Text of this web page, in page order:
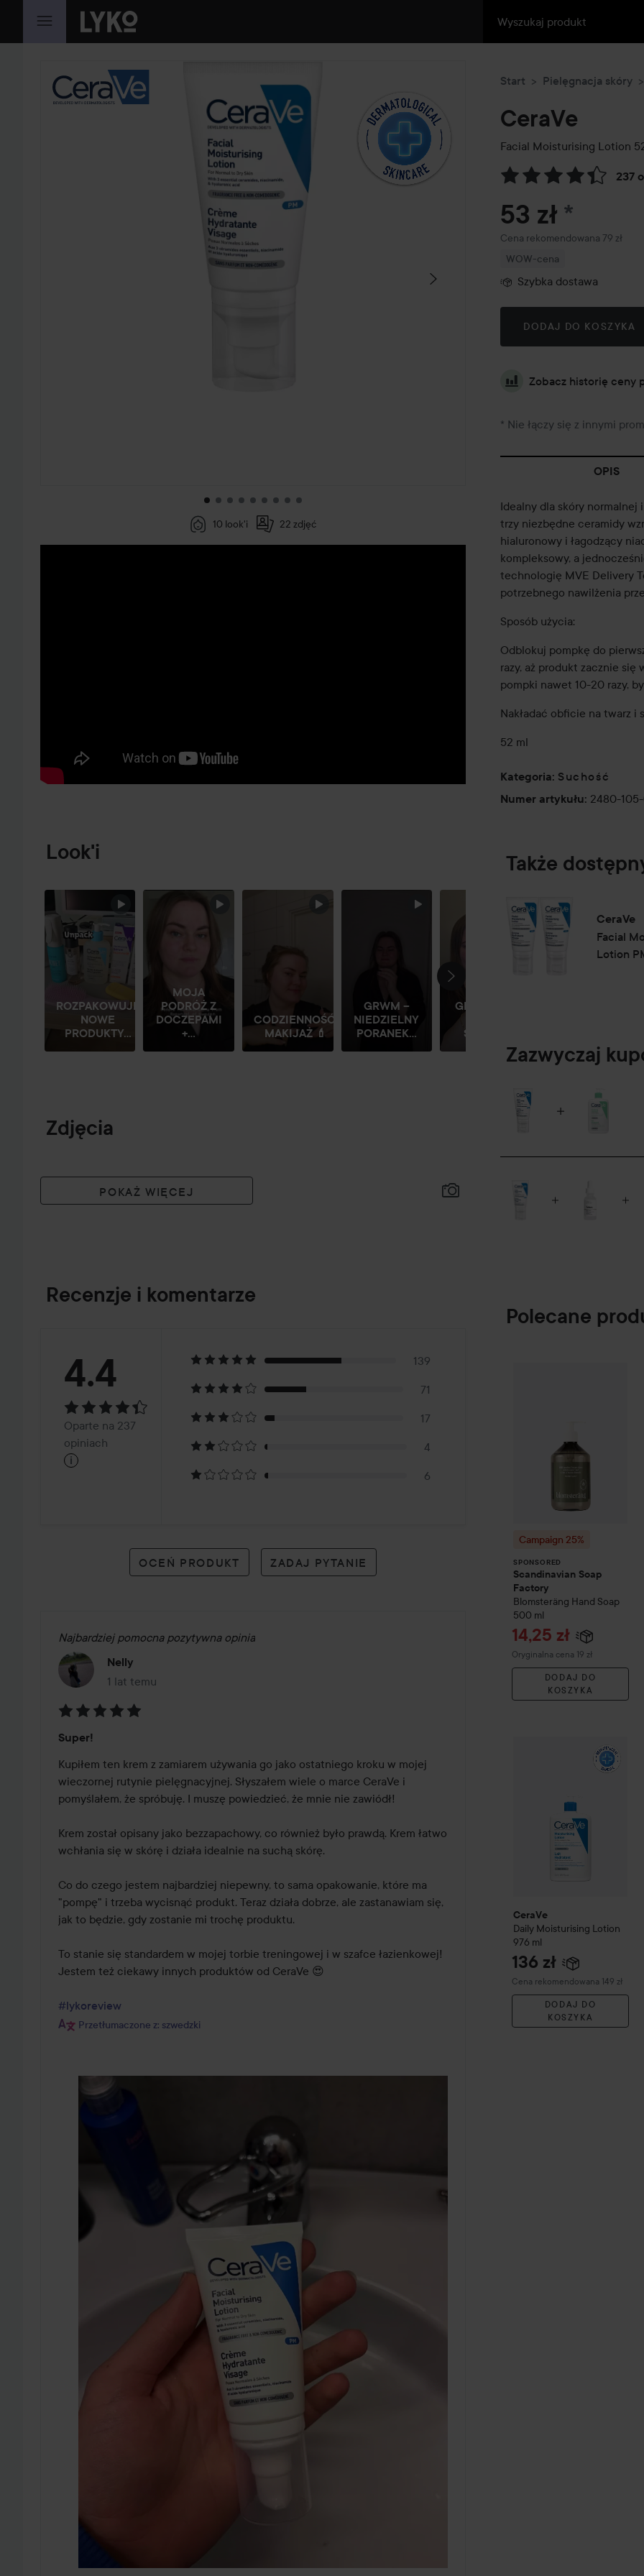
PRZEJDŹ DO TREŚCI
POMIŃ SEKCJĘ
10 look'i 22 zdjęć
Look'i
POMIŃ SEKCJĘ
ROZPAKOWUJĘ
NOWE
PRODUKTY...
MOJA
PODRÓŻ Z
DOCZEPAMI
+...
CODZIENNOŚĆ.
MAKIJAŻ 💄
GRWM –
NIEDZIELNY
PORANEK...
GRWM DLA
SANDEN
MOLLY
SANDEN DZIŚ
Zdjęcia
POKAŻ WIĘCEJ
Recenzje i komentarze
Ocena:
4.4Oparte
na
opiniach
4.4
Oparte na 237
opiniach
i
139
71
17
4
6
OCEŃ PRODUKT ZADAJ PYTANIE
Najbardziej pomocna pozytywna opinia
Nelly
1 lat temu
Post został utworzony 1 lat temu
5
z
5
Super!
Kupiłem ten krem z zamiarem używania go jako ostatniego kroku w mojej
wieczornej rutynie pielęgnacyjnej. Słyszałem wiele o marce CeraVe i
pomyślałem, że spróbuję. I muszę powiedzieć, że mnie nie zawiódł!
Krem został opisany jako bezzapachowy, co również było prawdą. Krem łatwo
wchłania się w skórę i działa idealnie na suchą skórę.
Co do czego jestem najbardziej niepewny, to sama opakowanie, które ma
"pompę" i trzeba wycisnąć produkt. Teraz działa dobrze, ale zastanawiam się,
jak to będzie, gdy zostanie mi trochę produktu.
To stanie się standardem w mojej torbie treningowej i w szafce łazienkowej!
Jestem też ciekawy innych produktów od CeraVe 😍
#lykoreview
Przetłumaczone z: szwedzki
Start Pielęgnacja skóry
CeraVe
Facial Moisturising Lotion
237
Przejdź do Recenzje i
53 zł *
Cena rekomendowana 79 zł
Zalecana cena 79 zł
WOW-cena
Szybka dostawa
DODAJ DO KOSZYKA
Zobacz historię ceny
* Nie łączy się z innymi
OPIS
Idealny dla skóry normalnej
trzy niezbędne ceramidy
hialuronowy i łagodzący
kompleksowy, a
technologię MVE Delivery
potrzebnego nawilżenia
Sposób użycia:
Odblokuj pompkę do
razy, aż produkt zacznie
pompki nawet 10-20 razy,
Nakładać obficie na twarz i
52 ml
Kategoria: Suchość
Numer artykułu: 2480-
Także
CeraVe
Facial
Lotion
Zazwyczaj
Polecane
Campaign 25%
SPONSORED
Scandinavian Soap
Factory
Blomsteräng Hand Soap
500 ml
Cena promocyjna
14,25 zł
Oryginalna cena 19 zł
Cena regularna 19 zł
DODAJ DO
KOSZYKA
CeraVe
Daily Moisturising Lotion
976 ml
136 zł
Cena rekomendowana 149 zł
Zalecana cena 149 zł
DODAJ DO
KOSZYKA
Daily Moisturising